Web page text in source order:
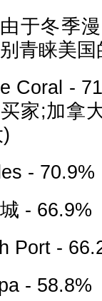
由于冬季
别青睐美国
Coral -
家;加拿
- 70.9%
- 66.9%
Port -
- 58.8%